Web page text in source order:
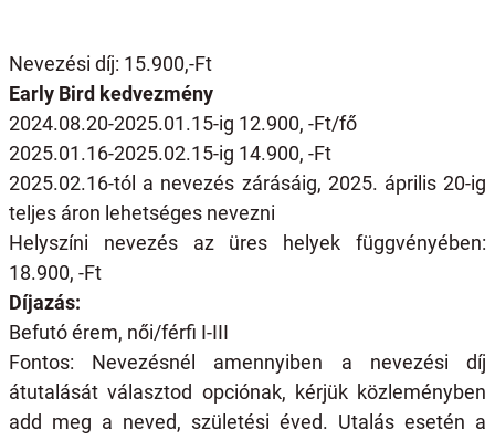
Nevezési díj: 15.900,-Ft
Early Bird kedvezmény
2024.08.20-2025.01.15-ig 12.900, -Ft/fő
2025.01.16-2025.02.15-ig 14.900, -Ft
2025.02.16-tól a nevezés zárásáig, 2025. április 20-ig
teljes áron lehetséges nevezni
Helyszíni nevezés az üres helyek függvényében:
18.900, -Ft
Díjazás:
Befutó érem, női/férfi I-III
Fontos: Nevezésnél amennyiben a nevezési díj
átutalását választod opciónak, kérjük közleményben
add meg a neved, születési éved. Utalás esetén a